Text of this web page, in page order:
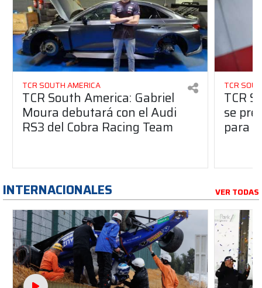
TCR SOUTH AMERICA
TCR South America: Gabriel
Moura debutará con el Audi
RS3 del Cobra Racing Team
TCR
TCR
se
para
INTERNACIONALES VER TODAS